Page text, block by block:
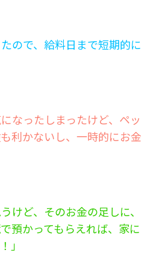
ので、給料日まで短期的に
なったしまったけど、ペッ
利かないし、一時的にお金
けど、そのお金の足しに、
預かってもらえれば、家に
」